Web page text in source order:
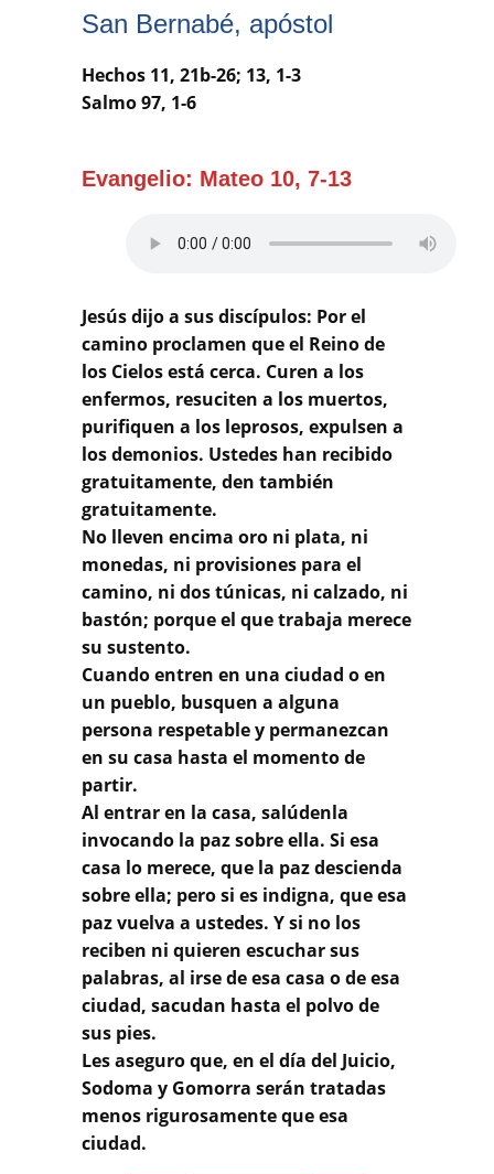
San Bernabé, apóstol
Hechos 11, 21b-26; 13, 1-3
Salmo 97, 1-6
Evangelio: Mateo 10, 7-13
Jesús dijo a sus discípulos: Por el
camino proclamen que el Reino de
los Cielos está cerca. Curen a los
enfermos, resuciten a los muertos,
purifiquen a los leprosos, expulsen a
los demonios. Ustedes han recibido
gratuitamente, den también
gratuitamente.
No lleven encima oro ni plata, ni
monedas, ni provisiones para el
camino, ni dos túnicas, ni calzado, ni
bastón; porque el que trabaja merece
su sustento.
Cuando entren en una ciudad o en
un pueblo, busquen a alguna
persona respetable y permanezcan
en su casa hasta el momento de
partir.
Al entrar en la casa, salúdenla
invocando la paz sobre ella. Si esa
casa lo merece, que la paz descienda
sobre ella; pero si es indigna, que esa
paz vuelva a ustedes. Y si no los
reciben ni quieren escuchar sus
palabras, al irse de esa casa o de esa
ciudad, sacudan hasta el polvo de
sus pies.
Les aseguro que, en el día del Juicio,
Sodoma y Gomorra serán tratadas
menos rigurosamente que esa
ciudad.